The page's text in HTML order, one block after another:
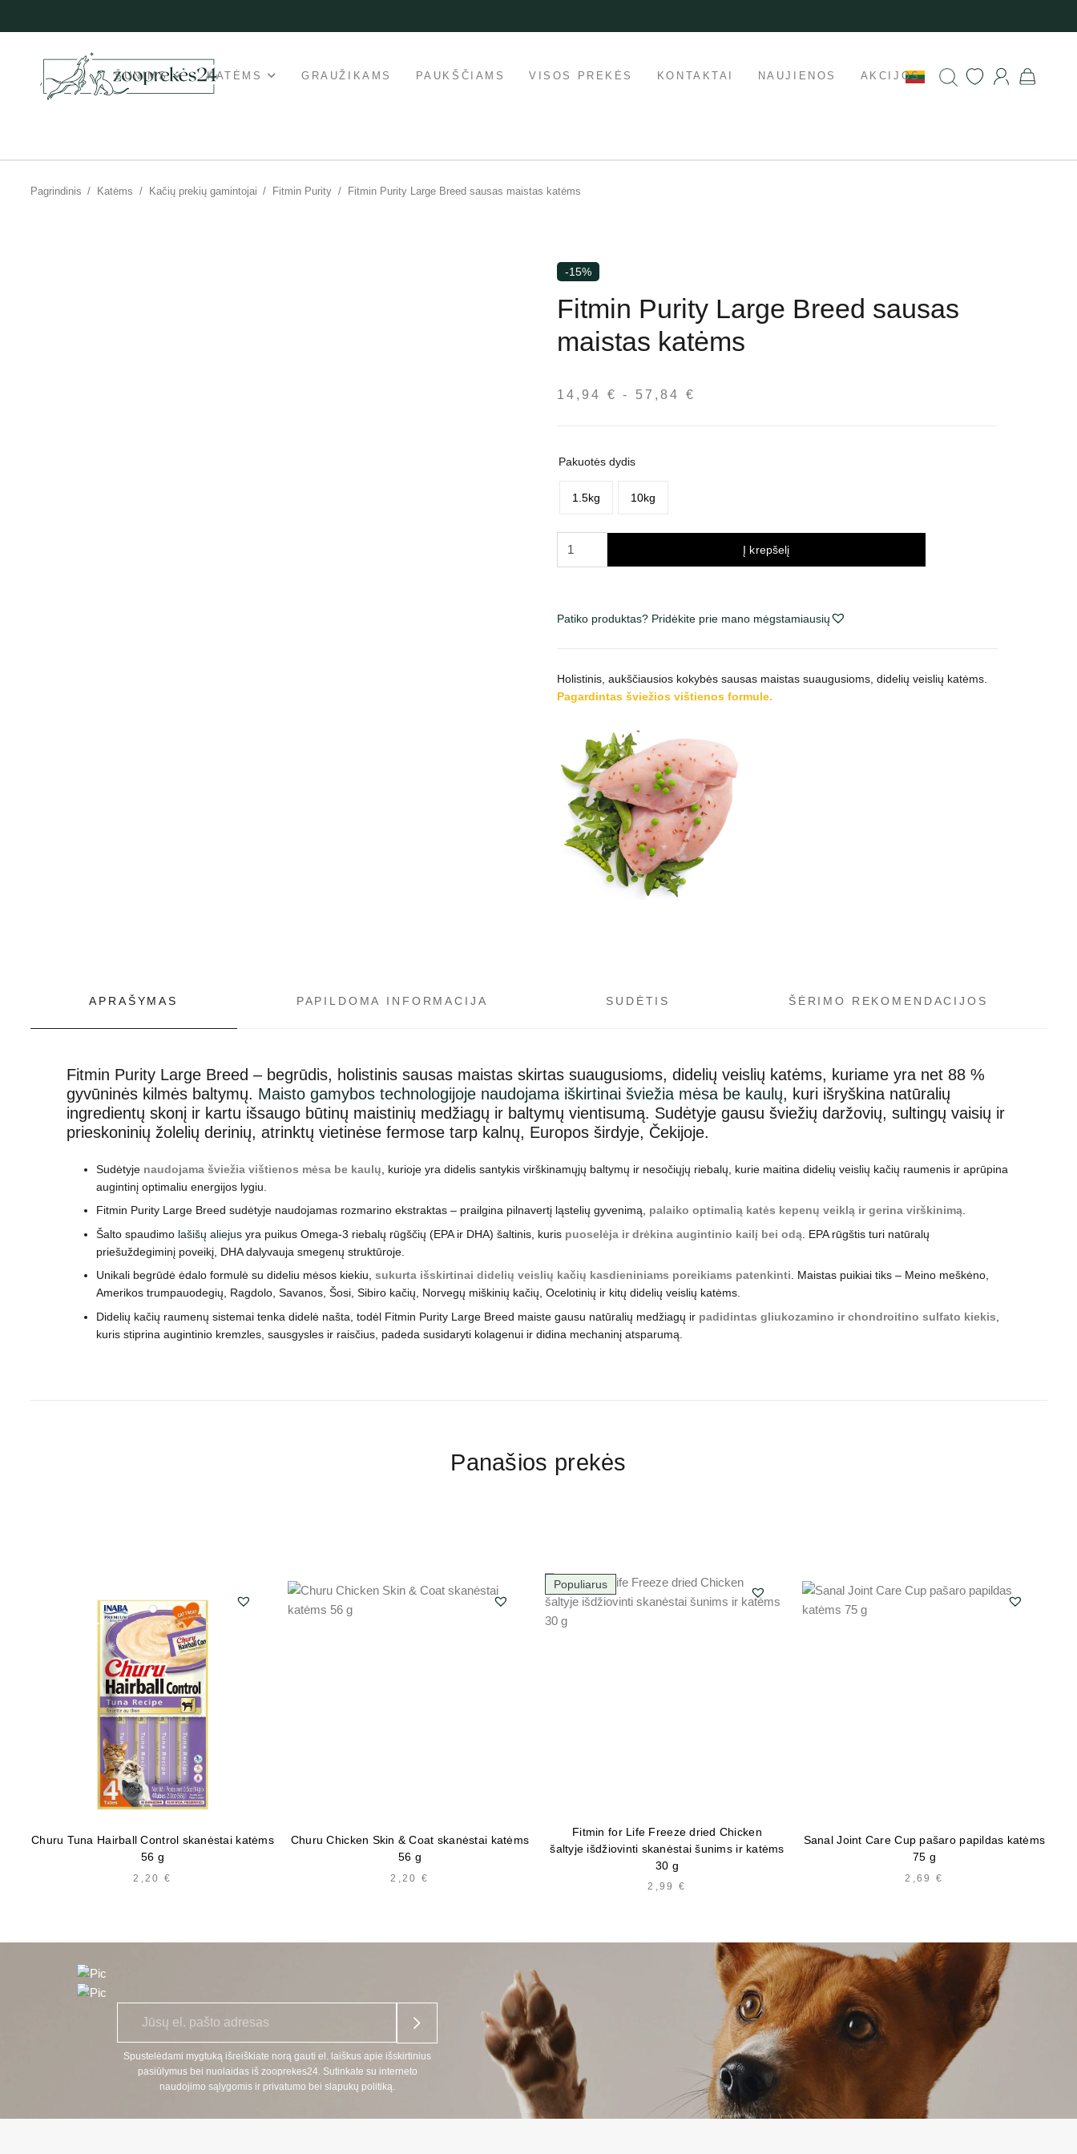
ŠUNIMS KATĖMS GRAUŽIKAMS PAUKŠČIAMS VISOS PREKĖS KONTAKTAI NAUJIENOS AKCIJOS
Pagrindinis / Katėms / Kačių prekių gamintojai / Fitmin Purity / Fitmin Purity Large Breed sausas maistas katėms
-15%
Fitmin Purity Large Breed sausas
maistas katėms
14,94 € - 57,84 €
Pakuotės dydis
1.5kg 10kg
Large
maistas
katėms
Į krepšelį
Patiko produktas? Pridėkite prie mano mėgstamiausių
Holistinis, aukščiausios kokybės sausas maistas suaugusioms, didelių veislių katėms.
Pagardintas šviežios vištienos formule.
APRAŠYMAS PAPILDOMA INFORMACIJA SUDĖTIS ŠĖRIMO REKOMENDACIJOS
Fitmin Purity Large Breed – begrūdis, holistinis sausas maistas skirtas suaugusioms, didelių veislių katėms, kuriame yra net 88 %
gyvūninės kilmės baltymų. Maisto gamybos technologijoje naudojama iškirtinai šviežia mėsa be kaulų, kuri išryškina natūralių
ingredientų skonį ir kartu išsaugo būtinų maistinių medžiagų ir baltymų vientisumą. Sudėtyje gausu šviežių daržovių, sultingų vaisių ir
prieskoninių žolelių derinių, atrinktų vietinėse fermose tarp kalnų, Europos širdyje, Čekijoje.
Sudėtyje naudojama šviežia vištienos mėsa be kaulų , kurioje yra didelis santykis virškinamųjų baltymų ir nesočiųjų riebalų, kurie maitina didelių veislių kačių raumenis ir aprūpina
augintinį optimaliu energijos lygiu.
Fitmin Purity Large Breed sudėtyje naudojamas rozmarino ekstraktas – prailgina pilnavertį ląstelių gyvenimą, palaiko optimalią katės kepenų veiklą ir gerina virškinimą.
Šalto spaudimo lašišų aliejus yra puikus Omega-3 riebalų rūgščių (EPA ir DHA) šaltinis, kuris puoselėja ir drėkina augintinio kailį bei odą . EPA rūgštis turi natūralų
priešuždegiminį poveikį, DHA dalyvauja smegenų struktūroje.
Unikali begrūdė ėdalo formulė su dideliu mėsos kiekiu, sukurta išskirtinai didelių veislių kačių kasdieniniams poreikiams patenkinti. Maistas puikiai tiks – Meino meškėno,
Amerikos trumpauodegių, Ragdolo, Savanos, Šosi, Sibiro kačių, Norvegų miškinių kačių, Ocelotinių ir kitų didelių veislių katėms.
Didelių kačių raumenų sistemai tenka didelė našta, todėl Fitmin Purity Large Breed maiste gausu natūralių medžiagų ir padidintas gliukozamino ir chondroitino sulfato kiekis
kuris stiprina augintinio kremzles, sausgysles ir raisčius, padeda susidaryti kolagenui ir didina mechaninį atsparumą.
Panašios prekės
Churu Tuna Hairball Control skanėstai katėms
56 g
2,20€
Churu Chicken Skin & Coat skanėstai katėms
56 g
2,20€
Populiarus
Fitmin for Life Freeze dried Chicken
šaltyje išdžiovinti skanėstai šunims ir katėms
30 g
2,99€
Sanal Joint Care Cup pašaro papildas katėms
75 g
2,69€
p
s
Spustelėdami mygtuką išreiškiate norą gauti el. laiškus apie išskirtinius
pasiūlymus bei nuolaidas iš zooprekes24. Sutinkate su interneto
naudojimo sąlygomis ir privatumo bei slapukų politiką.